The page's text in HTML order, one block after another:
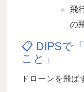
飛
の
📋 DIPSで
こと」
ドローンを飛ば